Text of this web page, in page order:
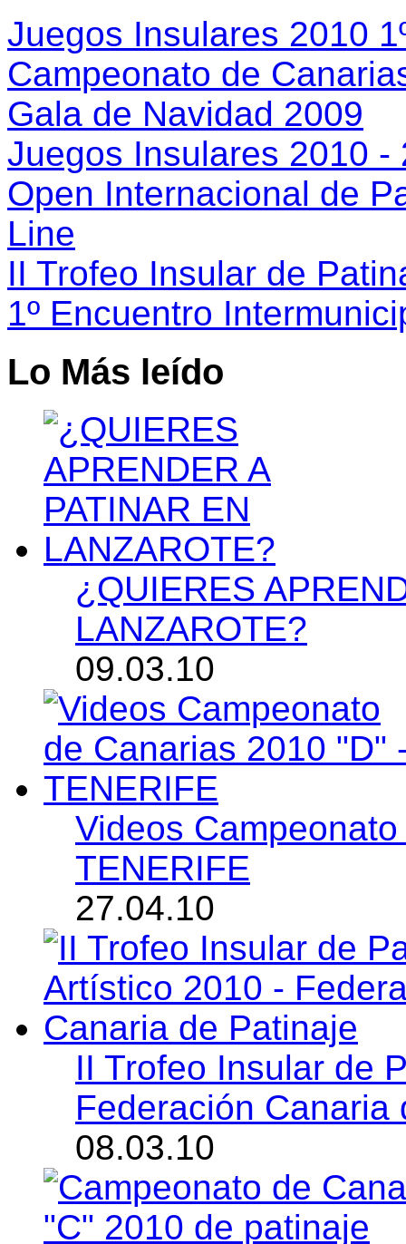
Juegos Insulares 2010
Campeonato de
Gala de Navidad 2009
Juegos Insulares 2010 -
Open Internacional de
Line
II Trofeo Insular de
1º Encuentro
Lo Más leído
¿QUIERES
LANZAROTE?
09.03.10
Videos
TENERIFE
27.04.10
II Trofeo Insular de
Federación Canaria
08.03.10